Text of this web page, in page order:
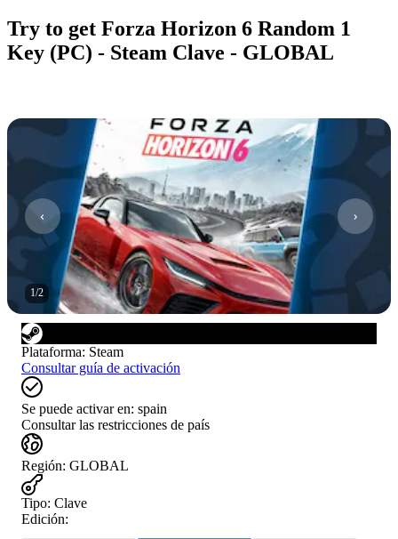
Try to get Forza Horizon 6 Random 1
Key (PC) - Steam Clave - GLOBAL
1/2
Plataforma: Steam
Consultar guía de activación
Se puede activar en: spain
Consultar las restricciones de país
Región: GLOBAL
Tipo: Clave
Edición: